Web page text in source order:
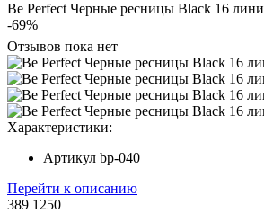
Be Perfect Черные ресницы Black 16
-69%
Отзывов пока нет
Характеристики:
Артикул bp-040
Перейти к описанию
389 1250